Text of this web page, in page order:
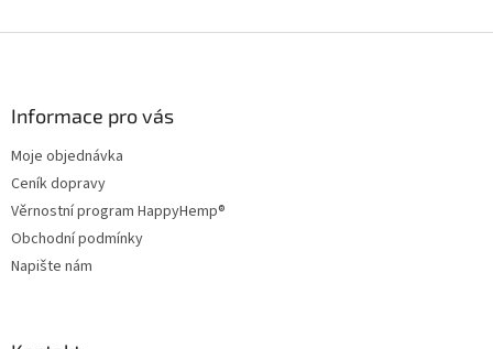
Informace pro vás
Moje objednávka
Ceník dopravy
Věrnostní program HappyHemp®
Obchodní podmínky
Napište nám